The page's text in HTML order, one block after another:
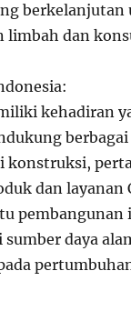
berkelanjutan
limbah dan
kehadiran
konstruksi,
dan layanan
daya